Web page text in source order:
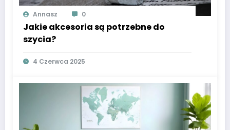
Annasz 0
Jakie akcesoria są potrzebne do
szycia?
4 Czerwca 2025